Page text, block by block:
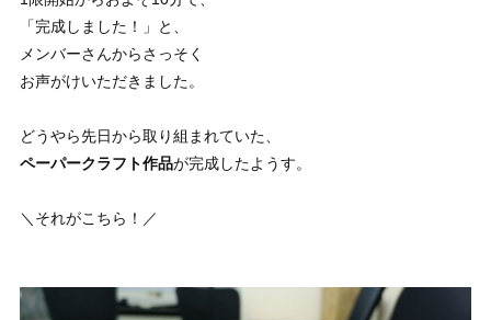
「完成しました！」と、
メンバーさんからさっそく
お声がけいただきました。
どうやら先日から取り組まれていた、
ペーパークラフト作品が完成したようす。
＼それがこちら！／